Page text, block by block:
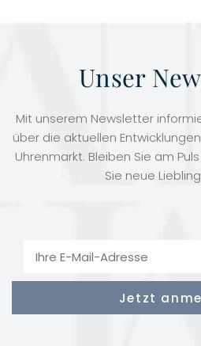
Unser
Mit unserem Newsletter
über die aktuellen
Uhrenmarkt. Bleiben Sie am
Sie neue